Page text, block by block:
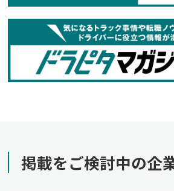
掲載をご検討中の企